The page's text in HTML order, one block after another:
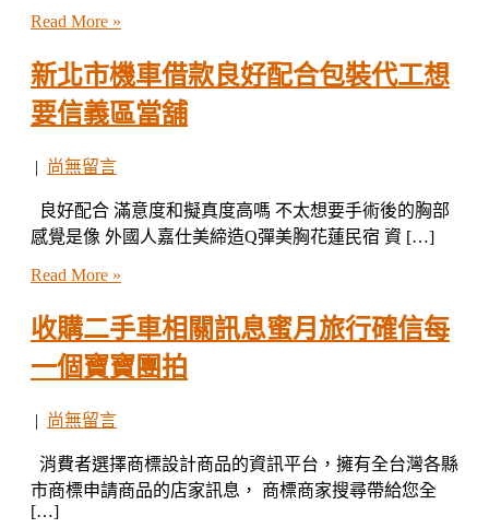
Read More »
新北市機車借款良好配合包裝代工想
要信義區當舖
| 尚無留言
良好配合 滿意度和擬真度高嗎 不太想要手術後的胸部
感覺是像 外國人嘉仕美締造Q彈美胸花蓮民宿 資 […]
Read More »
收購二手車相關訊息蜜月旅行確信每
一個寶寶團拍
| 尚無留言
消費者選擇商標設計商品的資訊平台，擁有全台灣各縣
市商標申請商品的店家訊息， 商標商家搜尋帶給您全
[…]